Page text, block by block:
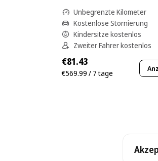
Unbegrenzte Kilometer
Kostenlose Stornierung
Kindersitze kostenlos
Zweiter Fahrer kostenlos
€81.43
€569.99 / 7 tage